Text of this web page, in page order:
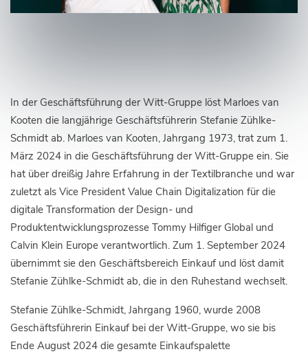
In der Geschäftsführung der Witt-Gruppe löst Marloes van
Kooten die langjährige Geschäftsführerin Stefanie Zühlke-
Schmidt ab. Marloes van Kooten, Jahrgang 1973, trat zum 1.
März 2024 in die Geschäftsführung der Witt-Gruppe ein. Sie
hat über dreißig Jahre Erfahrung in der Textilbranche und war
zuletzt als Vice President Value Chain Digitalization für die
digitale Transformation der Design- und
Produktentwicklungsprozesse Tommy Hilfiger Global und
Calvin Klein Europe verantwortlich. Zum 1. September 2024
übernimmt sie den Geschäftsbereich Einkauf und löst damit
Stefanie Zühlke-Schmidt ab, die in den Ruhestand wechselt.
Stefanie Zühlke-Schmidt, Jahrgang 1960, wurde 2008
Geschäftsführerin Einkauf bei der Witt-Gruppe, wo sie bis
Ende August 2024 die gesamte Einkaufspalette